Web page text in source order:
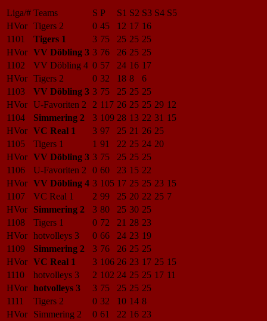
Liga/# Teams S P S1 S2 S3 S4 S5
HVor Tigers 2 0 45 12 17 16
1101
Tigers 1 3 75 25 25 25
HVor VV Döbling 3 3 76 26 25 25
1102
VV Döbling 4 0 57 24 16 17
HVor Tigers 2 0 32 18 8
6
1103
VV Döbling 3 3 75 25 25 25
HVor U-Favoriten 2 2 117 26 25 25 29 12
1104
Simmering 2 3 109 28 13 22 31 15
HVor VC Real 1 3 97 25 21 26 25
1105
Tigers 1 1 91 22 25 24 20
HVor VV Döbling 3 3 75 25 25 25
1106
U-Favoriten 2 0 60 23 15 22
HVor VV Döbling 4 3 105 17 25 25 23 15
1107
VC Real 1 2 99 25 20 22 25 7
HVor
Simmering 2 3 80 25 30 25
1108
Tigers 1 0 72 21 28 23
HVor hotvolleys 3 0 66 24 23 19
1109
Simmering 2 3 76 26 25 25
HVor VC Real 1 3 106 26 23 17 25 15
1110
hotvolleys 3 2 102 24 25 25 17 11
HVor hotvolleys 3 3 75 25 25 25
1111
Tigers 2 0 32 10 14 8
HVor
Simmering 2 0 61 22 16 23